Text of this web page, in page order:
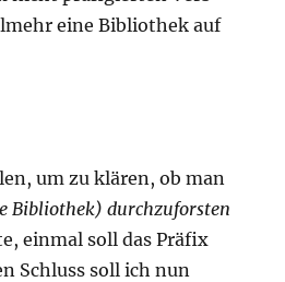
eine Bibliothek auf
um zu klären, ob man
Bibliothek) durchzuforsten
einmal soll das Präfix
Schluss soll ich nun